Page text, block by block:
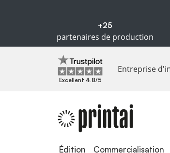
+25
partenaires de production
Excellent 4.8/5
Entreprise
Édition
Édition Commercialisation